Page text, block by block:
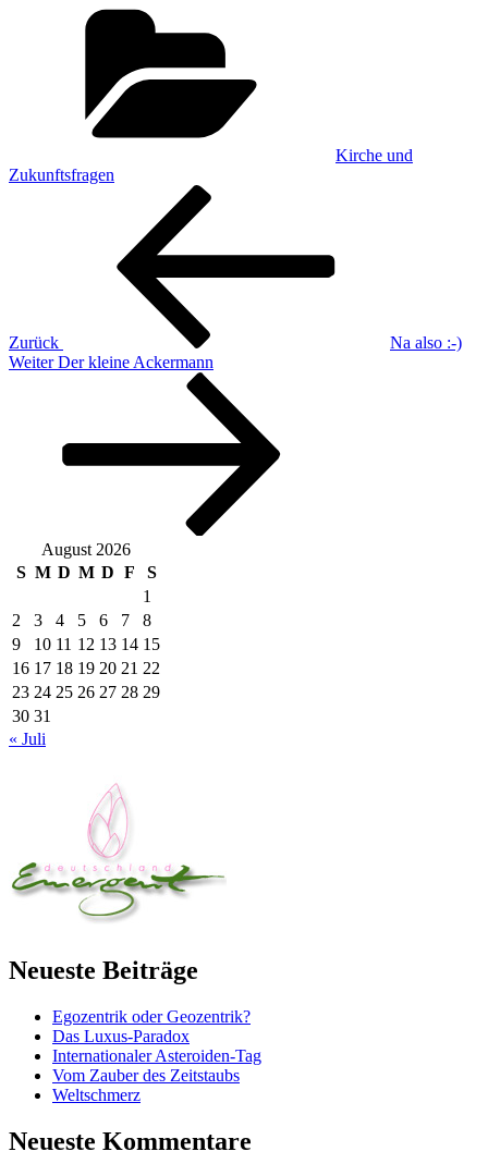
Kirche und
Zukunftsfragen
Beitragsnavigation
Zurück
Na also :-)
Nächster
Weiter Der kleine Ackermann
August 2026
S M D M D F
S
1
2
3 4 5 6 7
8
9
10 11 12 13 14 15
16 17 18 19 20 21 22
23 24 25 26 27 28 29
30 31
« Juli
Neueste Beiträge
Egozentrik oder Geozentrik?
Das Luxus-Paradox
Internationaler Asteroiden-Tag
Vom Zauber des Zeitstaubs
Weltschmerz
Neueste Kommentare